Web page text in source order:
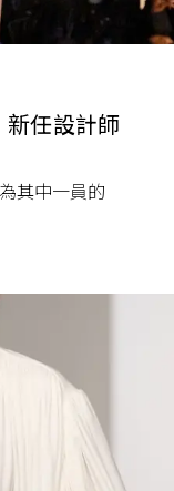
新任設計師
其中一員的